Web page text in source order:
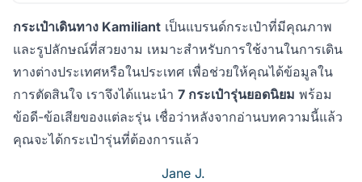
กระเป๋าเดินทาง Kamiliant เป็นแบรนด์กระเป๋าที่มีคุณภาพ
และรูปลักษณ์ที่สวยงาม เหมาะสำหรับการใช้งานในการเดิน
ทางต่างประเทศหรือในประเทศ เพื่อช่วยให้คุณได้ข้อมูลใน
การตัดสินใจ เราจึงได้แนะนำ 7 กระเป๋ารุ่นยอดนิยม พร้อม
ข้อดี-ข้อเสียของแต่ละรุ่น เชื่อว่าหลังจากอ่านบทความนี้แล้ว
คุณจะได้กระเป๋ารุ่นที่ต้องการแล้ว
Jane J.